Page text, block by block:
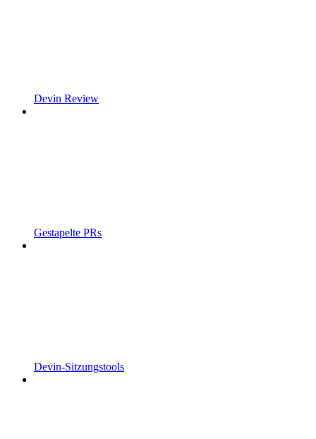
Devin Review
Gestapelte PRs
Devin-Sitzungstools